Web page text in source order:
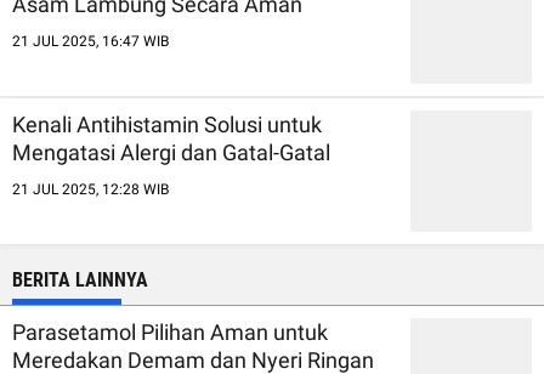
21 JUL 2025, 16:47 WIB
Kenali Antihistamin Solusi untuk
Mengatasi Alergi dan Gatal-Gatal
21 JUL 2025, 12:28 WIB
BERITA LAINNYA
Parasetamol Pilihan Aman untuk
Meredakan Demam dan Nyeri Ringan